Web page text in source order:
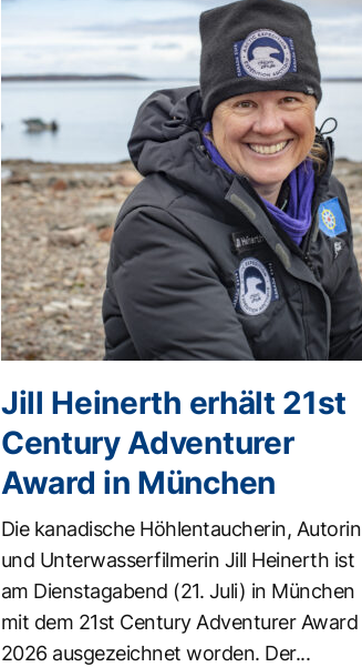
Jill Heinerth erhält 21st
Century Adventurer
Award in München
Die kanadische Höhlentaucherin, Autorin
und Unterwasserfilmerin Jill Heinerth ist
am Dienstagabend (21. Juli) in München
mit dem 21st Century Adventurer Award
2026 ausgezeichnet worden. Der...